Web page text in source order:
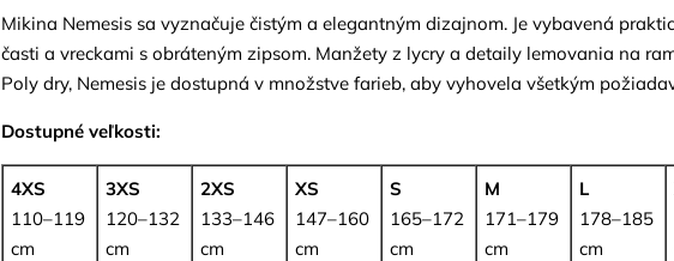
Mikina Nemesis sa vyznačuje čistým a elegantným dizajnom. Je vybavená
časti a vreckami s obráteným zipsom. Manžety z lycry a detaily lemovania na
Poly dry, Nemesis je dostupná v množstve farieb, aby vyhovela všetkým
Dostupné veľkosti:
4XS
110–119
cm
3XS
120–132
cm
2XS
133–146
cm
XS
147–160
cm
S
165–172
cm
M
171–179
cm
L
178–185
cm